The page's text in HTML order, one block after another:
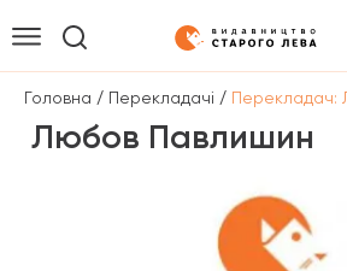
Головна / Перекладачі / Перекладач:
Любов Павлишин